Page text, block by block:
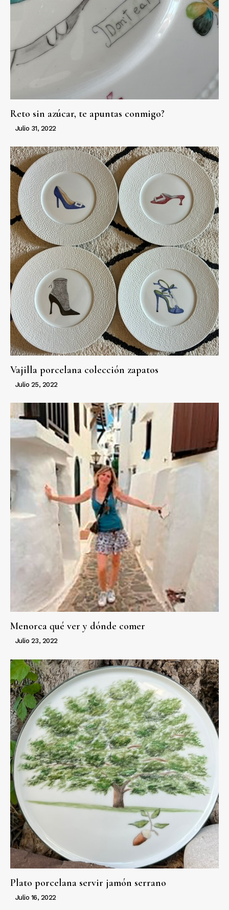
Reto sin azúcar, te apuntas conmigo?
Julio 31, 2022
Vajilla porcelana colección zapatos
Julio 25, 2022
Menorca qué ver y dónde comer
Julio 23, 2022
Plato porcelana servir jamón serrano
Julio 16, 2022